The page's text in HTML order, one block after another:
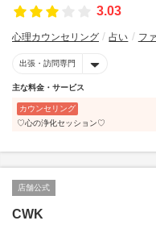
3.03
心理カウンセリング 占い フ
出張・訪問専門
主な料金・サービス
カウンセリング
♡心の浄化セッション♡
店舗公式
CWK